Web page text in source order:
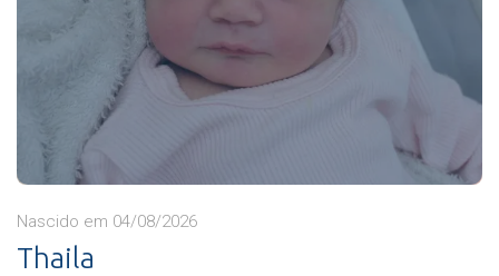
Nascido em 04/08/2026
Thaila